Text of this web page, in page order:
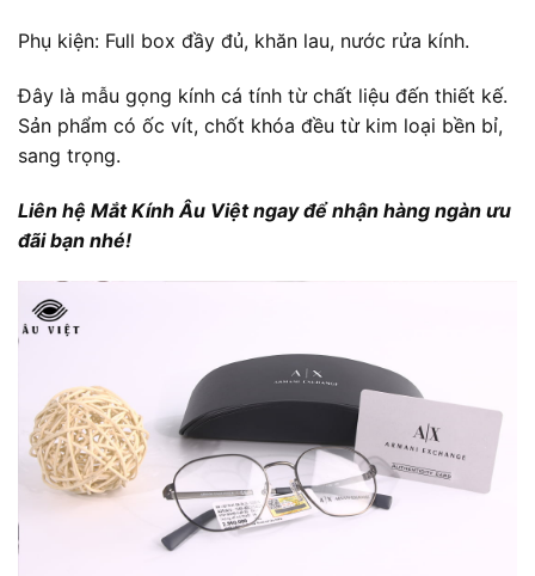
Phụ kiện: Full box đầy đủ, khăn lau, nước rửa kính.
Đây là mẫu gọng kính cá tính từ chất liệu đến thiết kế.
Sản phẩm có ốc vít, chốt khóa đều từ kim loại bền bỉ,
sang trọng.
Liên hệ Mắt Kính Âu Việt ngay để nhận hàng ngàn ưu
đãi bạn nhé!